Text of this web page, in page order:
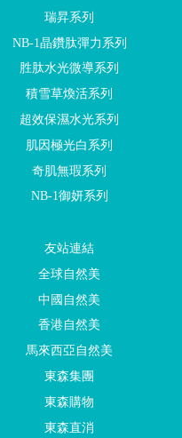
瑞昇系列
NB-1晶鑽肽彈力系列
胜肽水光微導系列
積雪草煥活系列
超效保濕水光系列
肌因極光白系列
奇肌無瑕系列
NB-1御妍系列
友站連結
全球自然美
中國自然美
香港自然美
馬來西亞自然美
東森集團
東森購物
東森直消